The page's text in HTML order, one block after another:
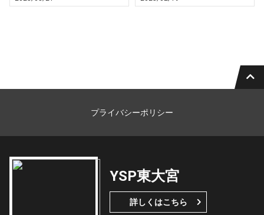
プライバシーポリシー
YSP東大宮
詳しくはこちら